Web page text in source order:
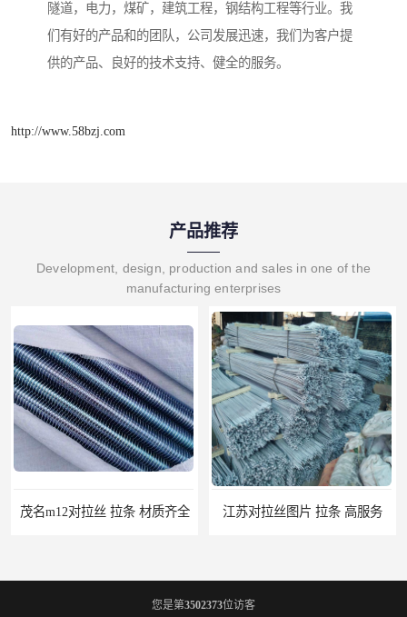
隧道，电力，煤矿，建筑工程，钢结构工程等行业。我
们有好的产品和的团队，公司发展迅速，我们为客户提
供的产品、良好的技术支持、健全的服务。
http://www.58bzj.com
产品推荐
Development, design, production and sales in one of the
manufacturing enterprises
茂名m12对拉丝 拉条 材质齐全 江苏对拉丝图片 拉条 高服务
您是第3502373位访客